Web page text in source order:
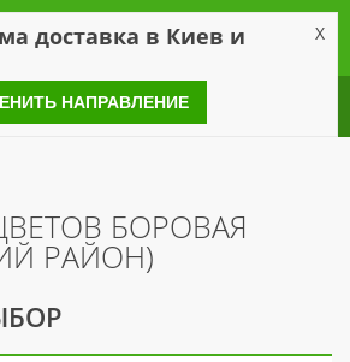
БОРОВАЯ
РАЙОН)
доставка в Киев и X
НАПРАВЛЕНИЕ